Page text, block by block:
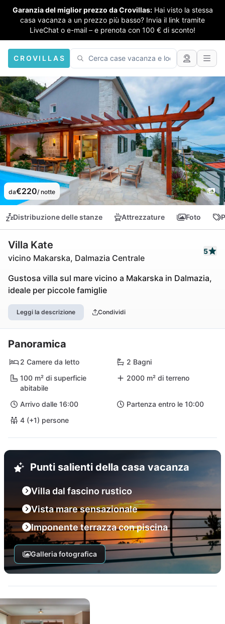
Garanzia del miglior prezzo da Crovillas: Hai visto la stessa
casa vacanza a un prezzo più basso? Invia il link tramite
LiveChat o e-mail – e prenota con 100 € di sconto!
CROVILLAS
da€220/ notte
Distribuzione delle stanze Attrezzature Foto
Villa Kate
vicino Makarska, Dalmazia Centrale
5
Gustosa villa sul mare vicino a Makarska in Dalmazia,
ideale per piccole famiglie
Leggi la descrizione Condividi
Panoramica
2 Camere da letto
2 Bagni
100 m² di superficie
abitabile
2000 m² di terreno
Arrivo dalle 16:00
Partenza entro le 10:00
4 (+1) persone
Punti salienti della casa vacanza
Villa dal fascino rustico
Vista mare sensazionale
Imponente terrazza con piscina
Galleria fotografica